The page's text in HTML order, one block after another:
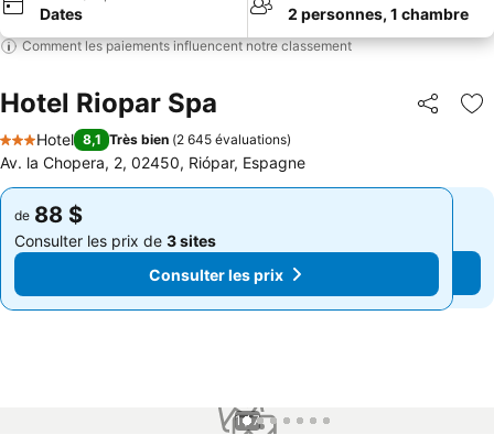
Dates 2 personnes, 1 chambre
Comment les paiements influencent notre classement
Hotel Riopar Spa Partager
3 Étoiles
Hotel 8,1 Très bien (2 645 évaluations)
Av. la Chopera, 2, 02450, Riópar, Espagne
de 88 $
Consulter les prix de 3 sites
Consulter les prix
de 88 $
Consulter les prix de 3 sites
Consulter les prix
1 / 7